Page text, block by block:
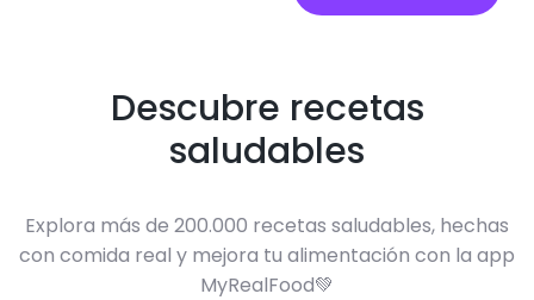
Descubre recetas
saludables
Explora más de 200.000 recetas saludables, hechas
con comida real y mejora tu alimentación con la app
MyRealFood💚